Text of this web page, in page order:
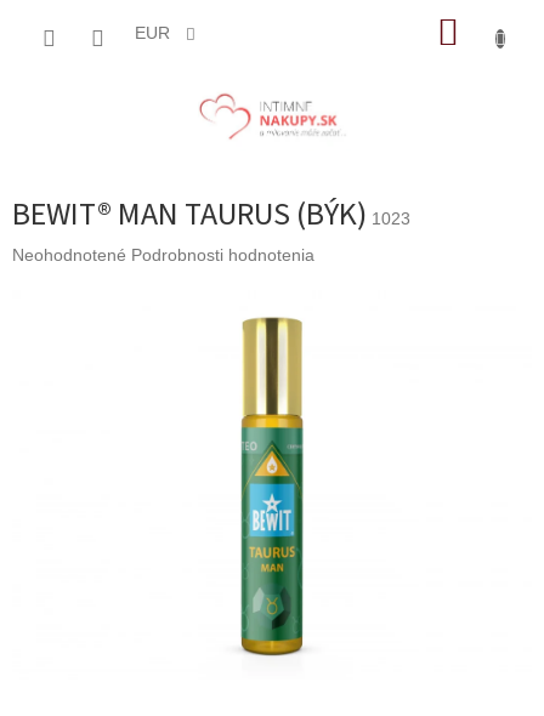
EUR
BEWIT® MAN TAURUS (BÝK) 1023
Priemerné
Neohodnotené Podrobnosti hodnotenia